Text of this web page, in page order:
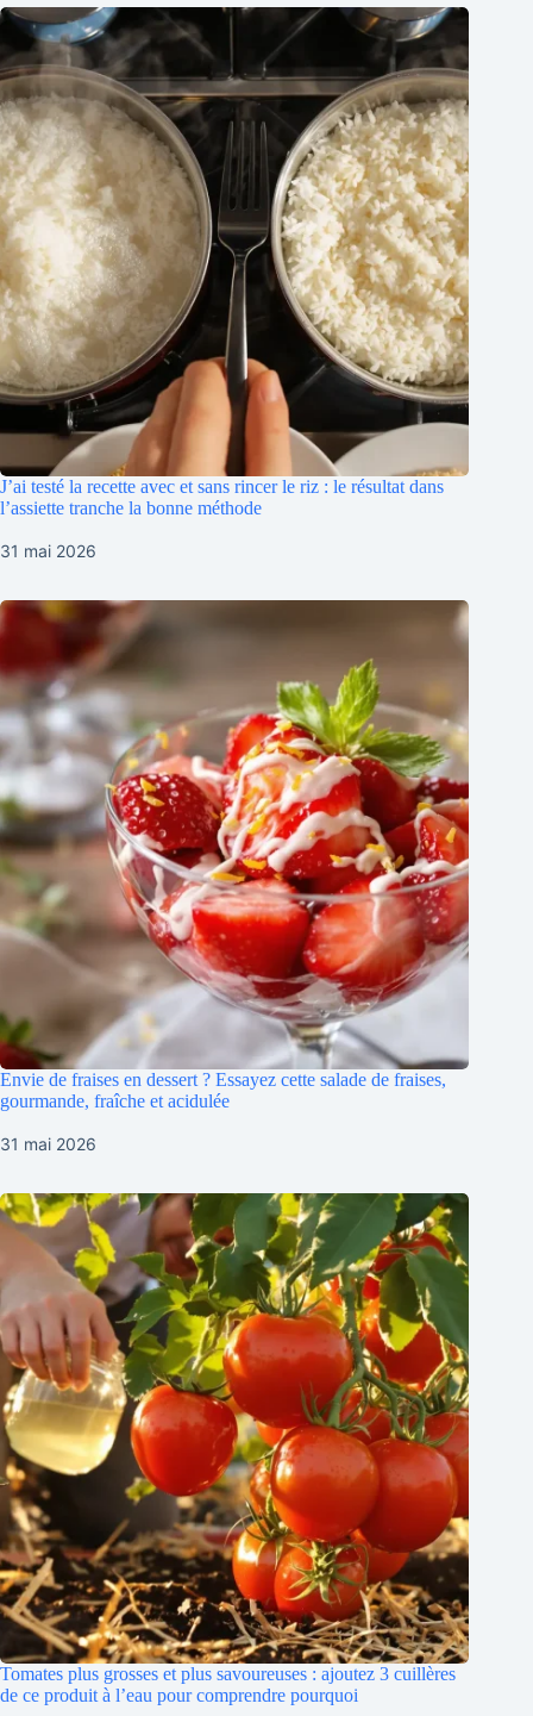
J’ai testé la recette avec et sans rincer le riz : le résultat dans
l’assiette tranche la bonne méthode
31 mai 2026
Envie de fraises en dessert ? Essayez cette salade de fraises,
gourmande, fraîche et acidulée
31 mai 2026
Tomates plus grosses et plus savoureuses : ajoutez 3 cuillères
de ce produit à l’eau pour comprendre pourquoi